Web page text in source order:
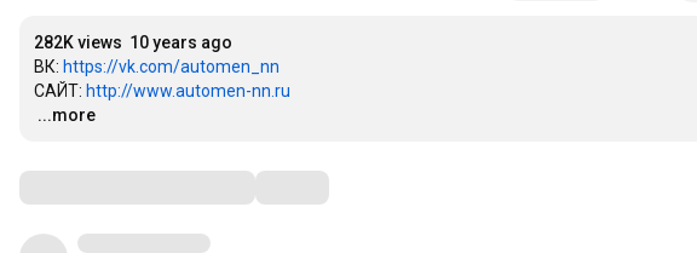
282K views 10 years ago
ВК: https://vk.com/automen_nn
САЙТ: http://www.automen-nn.ru
…
...more